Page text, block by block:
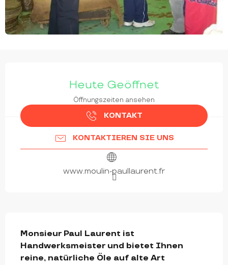
Heute Geöffnet
Öffnungszeiten ansehen
KONTAKT
KONTAKTIEREN SIE UNS
www.moulin-paullaurent.fr
Monsieur Paul Laurent ist
Handwerksmeister und bietet Ihnen
reine, natürliche Öle auf alte Art